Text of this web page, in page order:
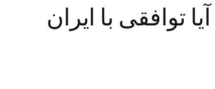
توافقی با ایران